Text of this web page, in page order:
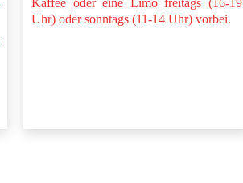
Kaffee oder eine Limo freitags (16-19
Uhr) oder sonntags (11-14 Uhr) vorbei.